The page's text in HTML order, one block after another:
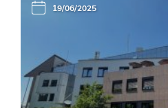
19/06/2025